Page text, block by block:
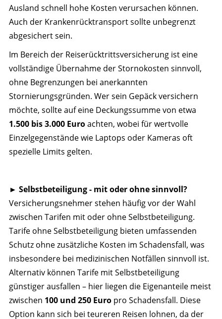
Ausland schnell hohe Kosten verursachen können.
Auch der Krankenrücktransport sollte unbegrenzt
abgesichert sein.
Im Bereich der Reiserücktrittsversicherung ist eine
vollständige Übernahme der Stornokosten sinnvoll,
ohne Begrenzungen bei anerkannten
Stornierungsgründen. Wer sein Gepäck versichern
möchte, sollte auf eine Deckungssumme von etwa
1.500 bis 3.000 Euroachten, wobei für wertvolle
Einzelgegenstände wie Laptops oder Kameras oft
spezielle Limits gelten.
► Selbstbeteiligung - mit oder ohne sinnvoll?
Versicherungsnehmer stehen häufig vor der Wahl
zwischen Tarifen mit oder ohne Selbstbeteiligung.
Tarife ohne Selbstbeteiligung bieten umfassenden
Schutz ohne zusätzliche Kosten im Schadensfall, was
insbesondere bei medizinischen Notfällen sinnvoll ist.
Alternativ können Tarife mit Selbstbeteiligung
günstiger ausfallen – hier liegen die Eigenanteile meist
zwischen 100 und 250 Europro Schadensfall. Diese
Option kann sich bei teureren Reisen lohnen, da der